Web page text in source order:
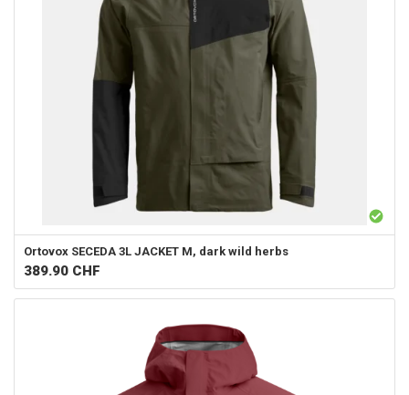
Ortovox SECEDA 3L JACKET M, dark wild herbs
389.90 CHF